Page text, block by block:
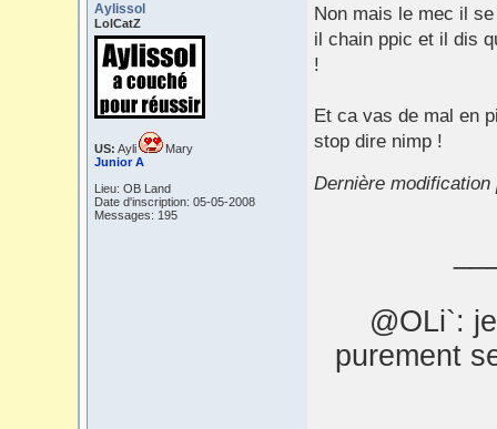
Aylissol
LolCatZ
US: Ayli
Mary
Junior A
Lieu: OB Land
Date d'inscription: 05-05-2008
Messages: 195
Non mais le mec il
il chain ppic et il dis
!
Et ca vas de mal en
stop dire nimp !
Dernière
@OLi`:
purement